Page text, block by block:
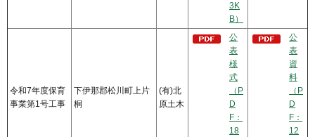
3K
B）
令和7年度保育
事業第1号工事
下伊那郡松川町上片
桐
(有)北
原土木
公
表
様
式
（P
D
F：
18
公
表
資
料
（P
D
F：
12